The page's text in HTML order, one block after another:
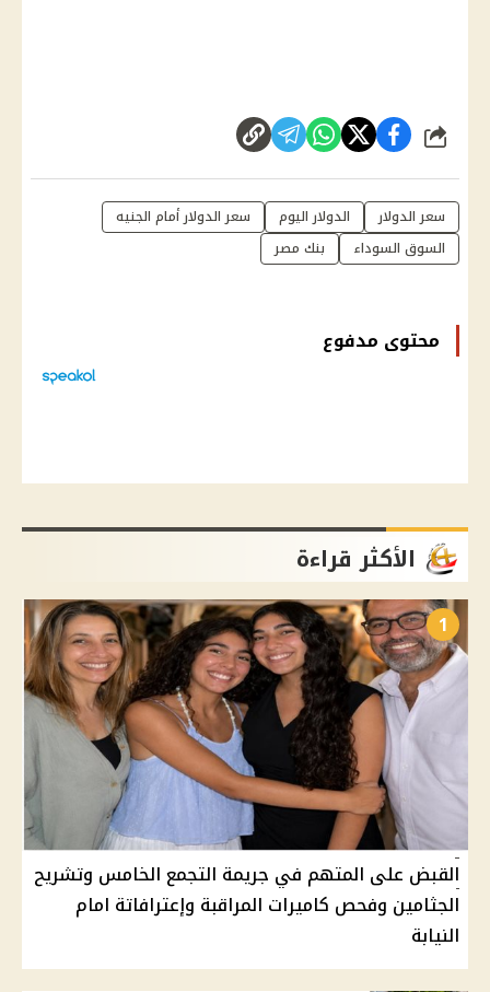
شارك
سعر الدولار الدولار اليوم
سعر الدولار أمام الجنيه
السوق السوداء
بنك مصر
محتوى مدفوع
الأكثر قراءة
1
القبض على المتهم في جريمة التجمع الخامس وتشريح
الجثامين وفحص كاميرات المراقبة وإعترافاتة امام
النيابة